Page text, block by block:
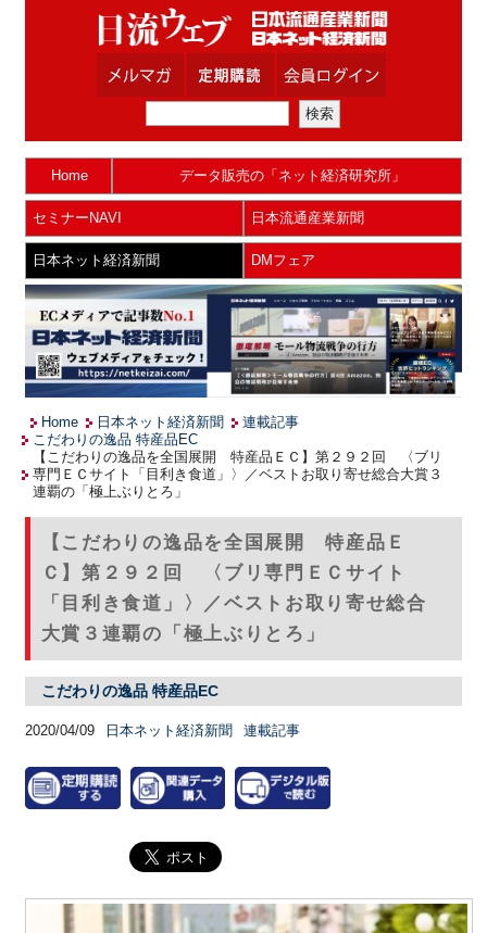
Home データ販売の「ネット経済研究所」
セミナーNAVI 日本流通産業新聞
日本ネット経済新聞 DMフェア
Home 日本ネット経済新聞
連載記事
こだわりの逸品 特産品EC
【こだわりの逸品を全国展開 特産品ＥＣ】第２９２回 〈ブリ
専門ＥＣサイト「目利き食道」〉／ベストお取り寄せ総合大賞３
連覇の「極上ぶりとろ」
【こだわりの逸品を全国展開 特産品Ｅ
Ｃ】第２９２回 〈ブリ専門ＥＣサイト
「目利き食道」〉／ベストお取り寄せ総合
大賞３連覇の「極上ぶりとろ」
こだわりの逸品 特産品EC
2020/04/09 日本ネット経済新聞 連載記事